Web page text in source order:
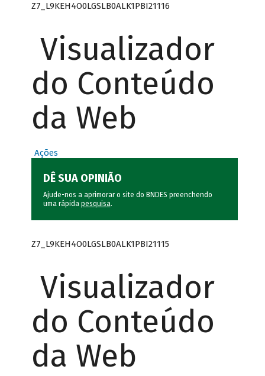
Z7_L9KEH4O0LGSLB0ALK1PBI21116
Visualizador
do Conteúdo
da Web
Ações
DÊ SUA OPINIÃO
Ajude-nos a aprimorar o site do BNDES preenchendo
uma rápida pesquisa.
Z7_L9KEH4O0LGSLB0ALK1PBI21115
Visualizador
do Conteúdo
da Web